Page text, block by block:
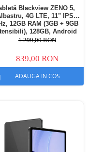
Blackview ZENO 5,
4G LTE, 11" IPS
12GB RAM (3GB + 9GB
128GB, Android
Unisoc T7250, 8300mAh,
SIM
1.299,00 RON
839,00 RON
ADAUGA IN COS